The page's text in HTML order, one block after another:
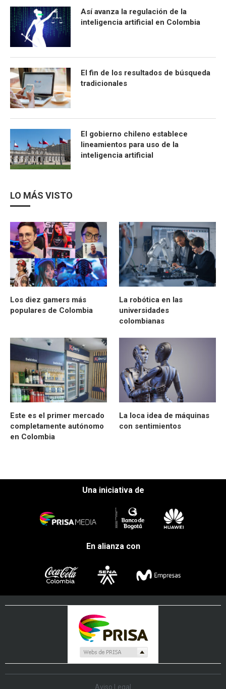
Así avanza la regulación de la
inteligencia artificial en Colombia
El fin de los resultados de búsqueda
tradicionales
El gobierno chileno establece
lineamientos para uso de la
inteligencia artificial
LO MÁS VISTO
Los diez gamers más
populares de Colombia
La robótica en las
universidades
colombianas
Este es el primer mercado
completamente autónomo
en Colombia
La loca idea de máquinas
con sentimientos
Una iniciativa de
En alianza con
Aviso Legal